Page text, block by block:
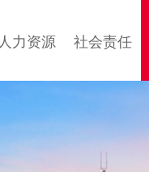
人力资源 社会责任